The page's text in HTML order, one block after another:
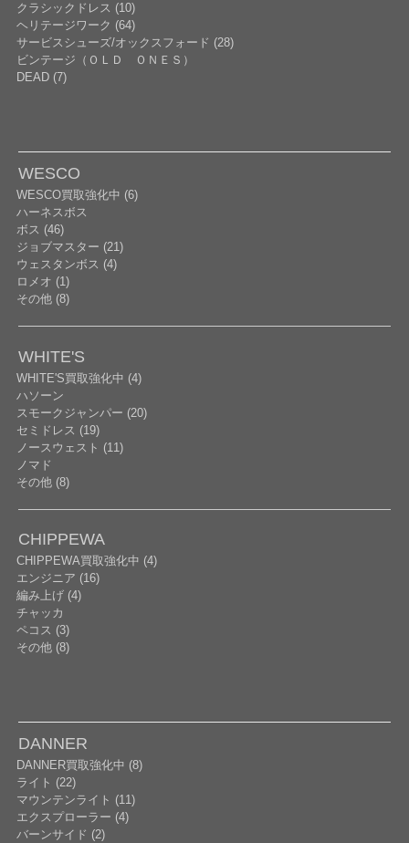
クラシックドレス (10)
ヘリテージワーク (64)
サービスシューズ/オックスフォード (28)
ビンテージ（ＯＬＤ ＯＮＥＳ）
DEAD (7)
WESCO
WESCO買取強化中 (6)
ハーネスボス
ボス (46)
ジョブマスター (21)
ウェスタンボス (4)
ロメオ (1)
その他 (8)
WHITE'S
WHITE'S買取強化中 (4)
ハソーン
スモークジャンパー (20)
セミドレス (19)
ノースウェスト (11)
ノマド
その他 (8)
CHIPPEWA
CHIPPEWA買取強化中 (4)
エンジニア (16)
編み上げ (4)
チャッカ
ペコス (3)
その他 (8)
DANNER
DANNER買取強化中 (8)
ライト (22)
マウンテンライト (11)
エクスプローラー (4)
バーンサイド (2)